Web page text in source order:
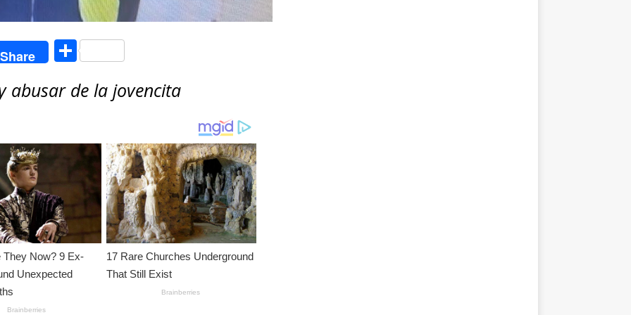
Share C
m
ar
ti
r
abusar de la jovencita